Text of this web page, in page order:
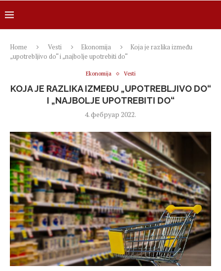
Home Vesti Ekonomija
Koja je razlika između
„upotrebljivo do“ i „najbolje upotrebiti do“
Ekonomija Vesti
KOJA JE RAZLIKA IZMEĐU „UPOTREBLJIVO DO“
I „NAJBOLJE UPOTREBITI DO“
4. фебруар 2022.